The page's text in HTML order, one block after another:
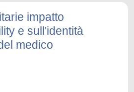
impatto
e sull'identità
medico